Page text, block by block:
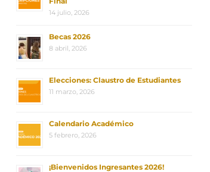
14 julio, 2026
Becas 2026
8 abril, 2026
Elecciones: Claustro de Estudiantes
11 marzo, 2026
Calendario Académico
5 febrero, 2026
¡Bienvenidos Ingresantes 2026!